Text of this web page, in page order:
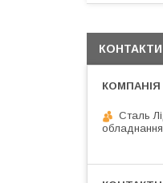
КОНТАКТИ
Сталь